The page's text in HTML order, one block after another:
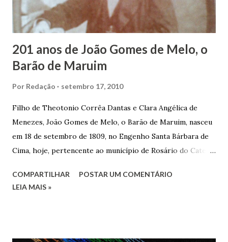
que trabalhar copiosamente fora de seu horário normal em
trocas de gorjetas que c...
201 anos de João Gomes de Melo, o
Barão de Maruim
Por Redação setembro 17, 2010
Filho de Theotonio Corrêa Dantas e Clara Angélica de
Menezes, João Gomes de Melo, o Barão de Maruim, nasceu
em 18 de setembro de 1809, no Engenho Santa Bárbara de
Cima, hoje, pertencente ao município de Rosário do Catete.
José de Faro Leitão, porém o casamento acabou com o
COMPARTILHAR
POSTAR UM COMENTÁRIO
LEIA MAIS »